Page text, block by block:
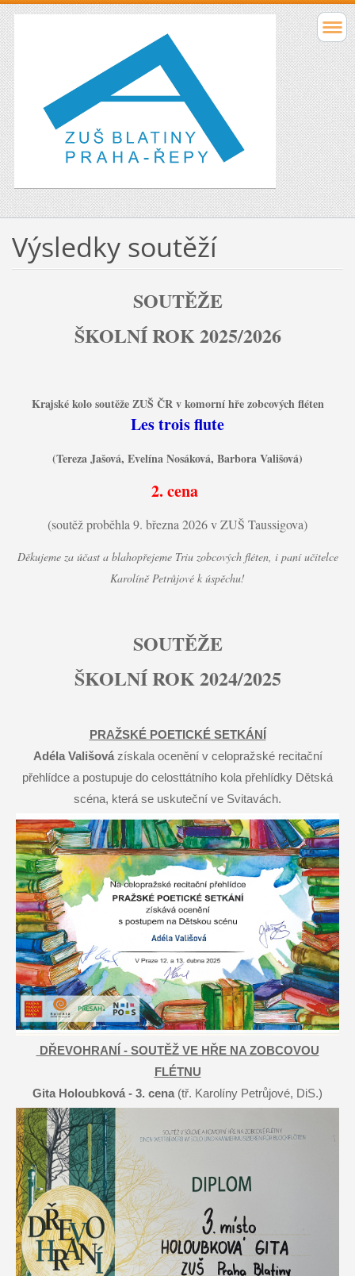
Výsledky soutěží
SOUTĚŽE
ŠKOLNÍ ROK 2025/2026
Krajské kolo soutěže ZUŠ ČR v komorní hře zobcových fléten
Les trois flute
(Tereza Jašová, Evelína Nosáková, Barbora Vališová)
2. cena
(soutěž proběhla 9. března 2026 v ZUŠ Taussigova)
Děkujeme za účast a blahopřejeme Triu zobcových fléten, i paní učitelce
Karolíně Petrůjové k úspěchu!
SOUTĚŽE
ŠKOLNÍ ROK 2024/2025
PRAŽSKÉ POETICKÉ SETKÁNÍ
Adéla Vališovázískala ocenění v celopražské recitační
přehlídce a postupuje do celosttátního kola přehlídky Dětská
scéna, která se uskuteční ve Svitavách.
DŘEVOHRANÍ - SOUTĚŽ VE HŘE NA ZOBCOVOU
FLÉTNU
Gita Holoubková - 3. cena(tř. Karolíny Petrůjové, DiS.)